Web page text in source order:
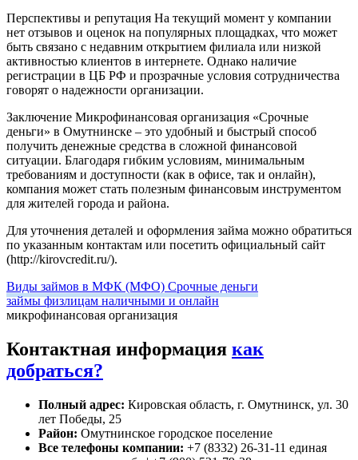
Перспективы и репутация На текущий момент у компании
нет отзывов и оценок на популярных площадках, что может
быть связано с недавним открытием филиала или низкой
активностью клиентов в интернете. Однако наличие
регистрации в ЦБ РФ и прозрачные условия сотрудничества
говорят о надежности организации.
Заключение Микрофинансовая организация «Срочные
деньги» в Омутнинске – это удобный и быстрый способ
получить денежные средства в сложной финансовой
ситуации. Благодаря гибким условиям, минимальным
требованиям и доступности (как в офисе, так и онлайн),
компания может стать полезным финансовым инструментом
для жителей города и района.
Для уточнения деталей и оформления займа можно обратиться
по указанным контактам или посетить официальный сайт
(http://kirovcredit.ru/).
Виды займов в МФК (МФО) Срочные деньги
займы физлицам наличными и онлайн
микрофинансовая организация
Контактная информация как
добраться?
Полный адрес: Кировская область, г. Омутнинск, ул. 30
лет Победы, 25
Район: Омутнинское городское поселение
Все телефоны компании: +7 (8332) 26-31-11 единая